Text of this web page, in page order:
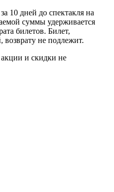
10 дней до спектакля на
суммы удерживается
билетов. Билет,
не подлежит.
и скидки не